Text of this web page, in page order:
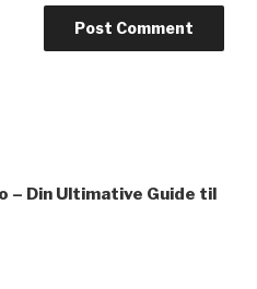
– Din Ultimative Guide til